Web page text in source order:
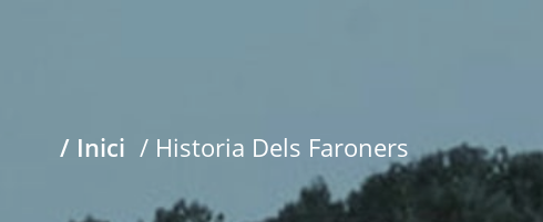
/ Inici / Historia Dels Faroners